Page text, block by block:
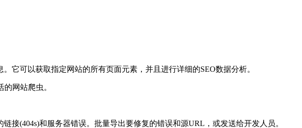
它可以获取指定网站的所有页面元素，并且进行详细的SEO数据分析。
网站爬虫。
接(404s)和服务器错误。批量导出要修复的错误和源URL，或发送给开发人员。